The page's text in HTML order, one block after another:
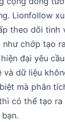
Lionfollow
theo dõi tinh
như chớp tạo
đại yêu
và dữ liệu
mà phân
có thể tạo ra